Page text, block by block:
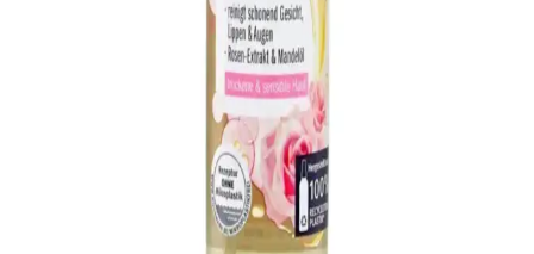
OSERA Body Scrub, doğal içeriklerle formüle edilmiş, alkol
içermeyen ve cildi nazikçe arındıran, nemlendiren etkili bir vücut
peeling ürünüdür. Düzenli kullanımda pürüzsüz ve sağlıklı cilt
Badem ve Argan Yağı İçeren Şampuanlar: Saç
Sağlığını Doğal Yollarla Destekleyin
Doğal içeriklerle zenginleştirilmiş şampuanlar, kuru ve mat saçlar
için nem ve parlaklık sağlar, saç sağlığını destekler.